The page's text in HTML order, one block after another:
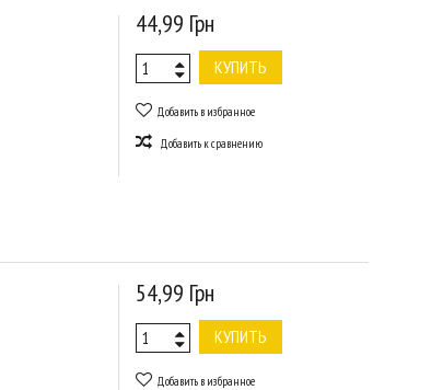
44,99 Грн
КУПИТЬ
Добавить в избранное
Добавить к сравнению
54,99 Грн
КУПИТЬ
Добавить в избранное